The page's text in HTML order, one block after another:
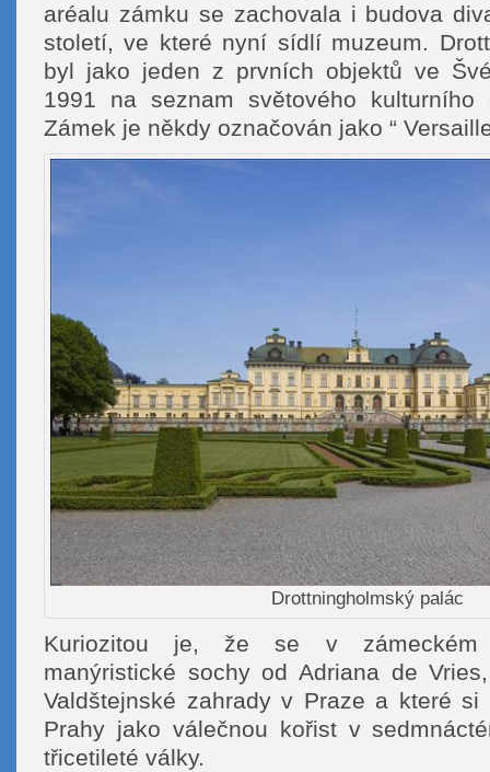
aréalu zámku se zachovala i budova
století, ve které nyní sídlí muzeum.
byl jako jeden z prvních objektů ve
1991 na seznam světového kulturního
Zámek je někdy označován jako “
Drottningholmský palác
Kuriozitou je, že se v zámeckém
manýristické sochy od Adriana de
Valdštejnské zahrady v Praze a které
Prahy jako válečnou kořist v
třicetileté války.